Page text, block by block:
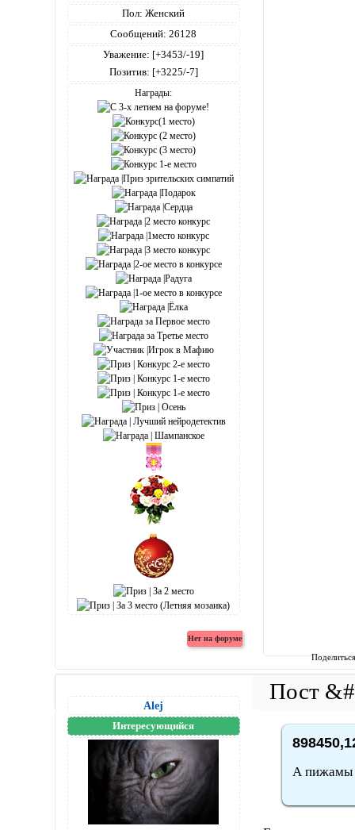
Пол: Женский
Сообщений: 26128
Уважение: [+3453/-19]
Позитив: [+3225/-7]
Награды:
Alej
Интересующийся
А пижамы